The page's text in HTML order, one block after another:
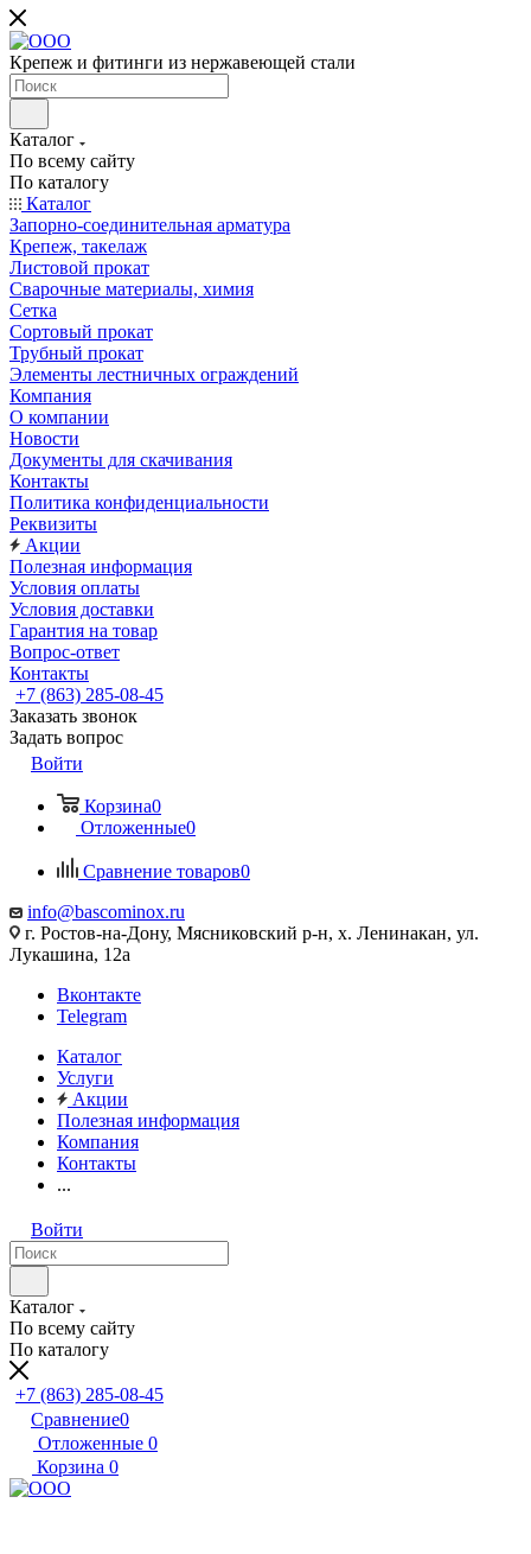
Крепеж и фитинги из нержавеющей стали
Каталог
По всему сайту
По каталогу
Каталог
Запорно-соединительная арматура
Крепеж, такелаж
Листовой прокат
Сварочные материалы, химия
Сетка
Сортовый прокат
Трубный прокат
Элементы лестничных ограждений
Компания
О компании
Новости
Документы для скачивания
Контакты
Политика конфиденциальности
Реквизиты
Акции
Полезная информация
Условия оплаты
Условия доставки
Гарантия на товар
Вопрос-ответ
Контакты
+7 (863) 285-08-45
Заказать звонок
Задать вопрос
Войти
Корзина0
Отложенные0
Сравнение товаров0
info@bascominox.ru
г. Ростов-на-Дону, Мясниковский р-н, х. Ленинакан, ул.
Лукашина, 12а
Вконтакте
Telegram
Каталог
Услуги
Акции
Полезная информация
Компания
Контакты
...
Войти
Каталог
По всему сайту
По каталогу
+7 (863) 285-08-45
Сравнение0
Отложенные 0
Корзина 0